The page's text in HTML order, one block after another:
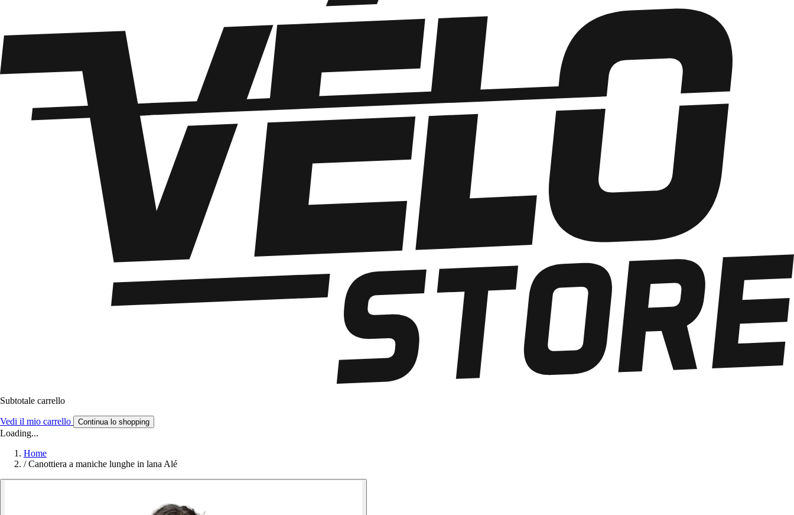
Subtotale carrello
Vedi il mio carrello Continua lo shopping
Loading...
Home
/ Canottiera a maniche lunghe in lana Alé